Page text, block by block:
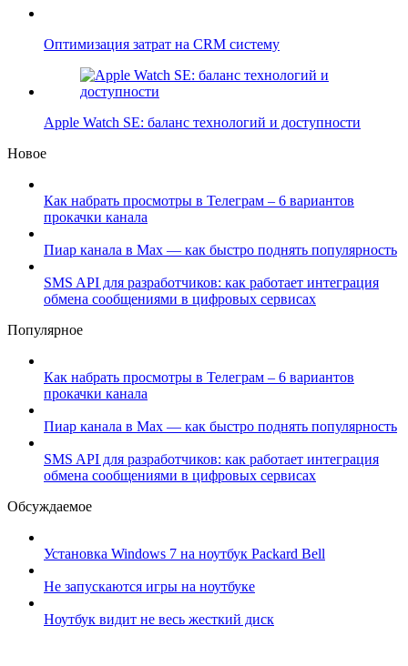
Оптимизация затрат на CRM систему
Apple Watch SE: баланс технологий и доступности
Новое
Как набрать просмотры в Телеграм – 6 вариантов
прокачки канала
Пиар канала в Max — как быстро поднять популярность
SMS API для разработчиков: как работает интеграция
обмена сообщениями в цифровых сервисах
Популярное
Как набрать просмотры в Телеграм – 6 вариантов
прокачки канала
Пиар канала в Max — как быстро поднять популярность
SMS API для разработчиков: как работает интеграция
обмена сообщениями в цифровых сервисах
Обсуждаемое
Установка Windows 7 на ноутбук Packard Bell
Не запускаются игры на ноутбуке
Ноутбук видит не весь жесткий диск